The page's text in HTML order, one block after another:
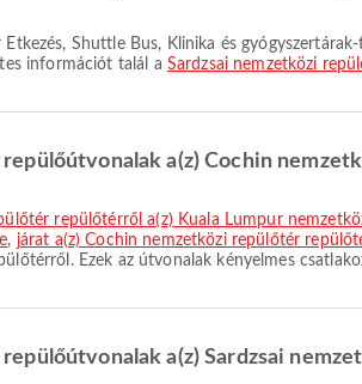
információt talál a Sardzsai nemzetközi
a(z) Cochin
repülőtérről a(z) Kuala Lumpur
, járat a(z) Cochin nemzetközi repülőtér
Ezek az útvonalak kényelmes
a(z) Sardzsai